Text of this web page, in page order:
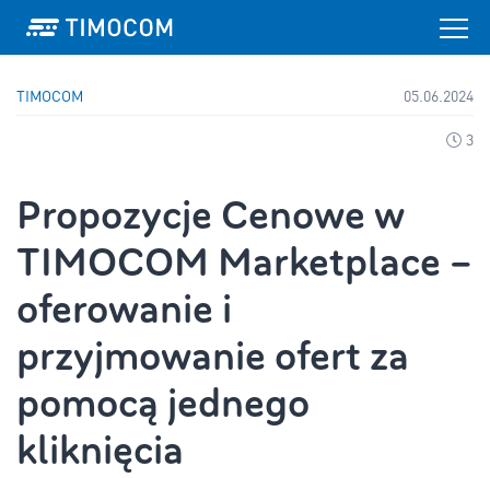
TIMOCOM 05.06.2024
3
Propozycje Cenowe w
TIMOCOM Marketplace –
oferowanie i
przyjmowanie ofert za
pomocą jednego
kliknięcia